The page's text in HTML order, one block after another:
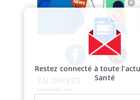
Facebook Twitter
Restez connecté à toute
Santé